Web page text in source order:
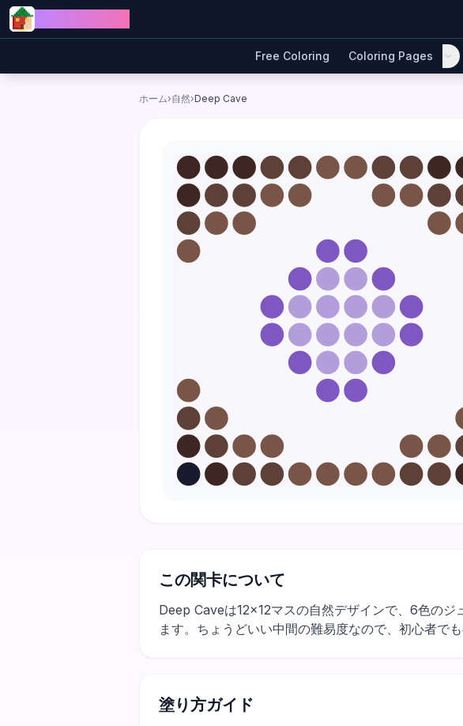
Skip to content
Free Coloring Coloring Pages
ホーム›自然›Deep Cave
この関卡について
Deep Caveは12×12マスの自然デザインで、6色の
ます。ちょうどいい中間の難易度なので、初心者で
塗り方ガイド